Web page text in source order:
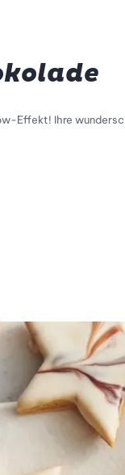
Effekt! Ihre